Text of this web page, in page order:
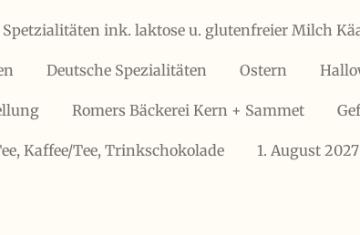
ink. laktose u. glutenfreier Milch
Deutsche Spezialitäten Ostern
Romers Bäckerei Kern + Sammet
Kaffee/Tee, Trinkschokolade 1. August 2027